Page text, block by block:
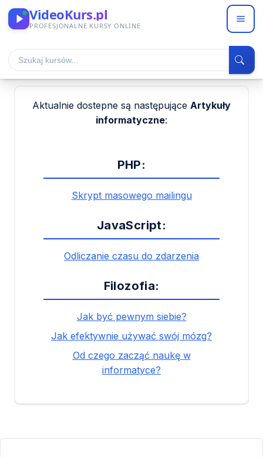
VideoKurs.pl
PROFESJONALNE KURSY ONLINE
Blog-> Artykuły
Aktualnie dostepne są następujące Artykuły
informatyczne:
PHP:
Skrypt masowego mailingu
JavaScript:
Odliczanie czasu do zdarzenia
Filozofia:
Jak być pewnym siebie?
Jak efektywnie używać swój mózg?
Od czego zacząć naukę w
informatyce?